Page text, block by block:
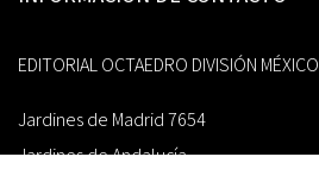
EDITORIAL OCTAEDRO DIVISIÓN MÉXICO
Jardines de Madrid 7654
Jardines de Andalucía